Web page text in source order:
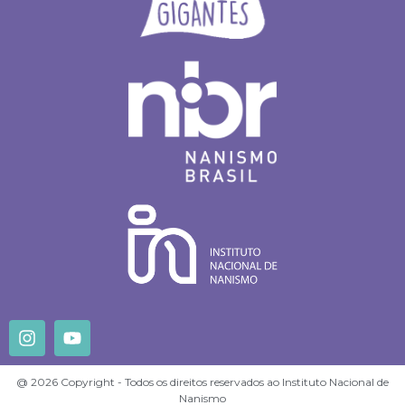
@ 2026 Copyright - Todos os direitos reservados ao Instituto Nacional de
Nanismo